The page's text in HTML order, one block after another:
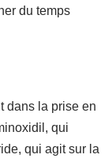
du temps
dans la prise en
qui
qui agit sur la